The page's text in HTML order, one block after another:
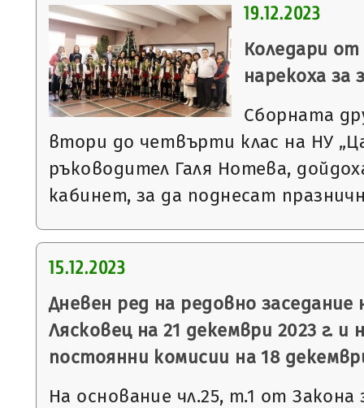
19.12.2023
Коледари
нарекоха
Сборната
втори до четвърти клас на НУ
ръководител Галя Нотева,
кабинет, за да поднесат
15.12.2023
Дневен ред на редовно
Лясковец на 21 декември 2023 г. и
постоянни комисии на 18
На основание чл.25, т.1 от